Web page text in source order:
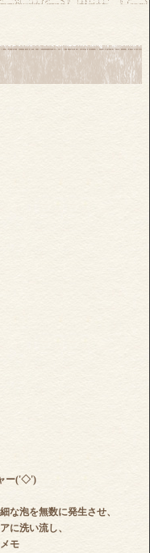
ー('◇')ゞ
な泡を無数に発生させ、
に洗い流し、
モ